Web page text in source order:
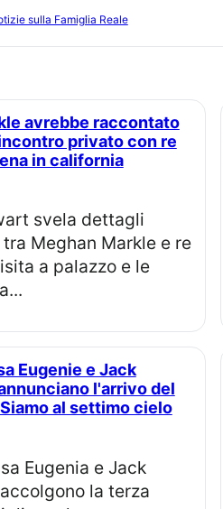
sulla Famiglia Reale
privato con re
in california
tra Meghan Markle e re
a palazzo e le
l'arrivo del
al settimo cielo
la terza